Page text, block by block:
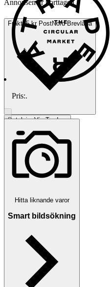
Annonsen är borttagen
Frakt55 kr PostNord Brevlåda
BetalningVia Tradera
Välj till köparskydd
Pris:.
Hitta liknande varor
Smart bildsökning